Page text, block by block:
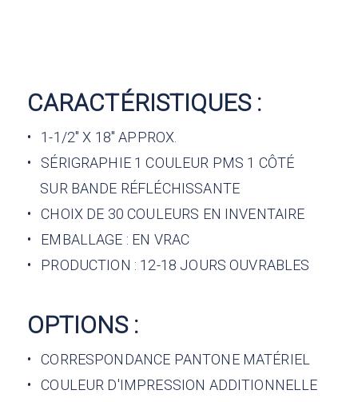
CARACTÉRISTIQUES :
• 1-1/2" X 18" APPROX.
• SÉRIGRAPHIE 1 COULEUR PMS 1 CÔTÉ
SUR BANDE RÉFLÉCHISSANTE
• CHOIX DE 30 COULEURS EN INVENTAIRE
• EMBALLAGE : EN VRAC
• PRODUCTION : 12-18 JOURS OUVRABLES
OPTIONS :
• CORRESPONDANCE PANTONE MATÉRIEL
• COULEUR D'IMPRESSION ADDITIONNELLE